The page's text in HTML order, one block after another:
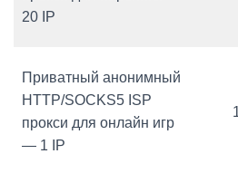
20 IP
Приватный анонимный
HTTP/SOCKS5 ISP
прокси для онлайн игр
— 1 IP